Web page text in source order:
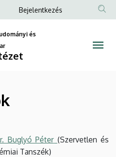
Anonim
fiók
menüje
Bejelentkezés
és
Buglyó Péter (Szervetlen és
Tanszék)